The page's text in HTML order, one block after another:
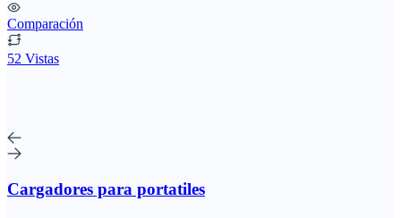
Comparación
52 Vistas
Cargadores para portatiles